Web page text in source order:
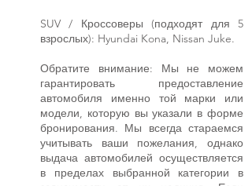
SUV / Кроссоверы (подходят для 5
взрослых): Hyundai Kona, Nissan Juke.
Обратите внимание: Мы не можем
гарантировать предоставление
автомобиля именно той марки или
модели, которую вы указали в форме
бронирования. Мы всегда стараемся
учитывать ваши пожелания, однако
выдача автомобилей осуществляется
в пределах выбранной категории в